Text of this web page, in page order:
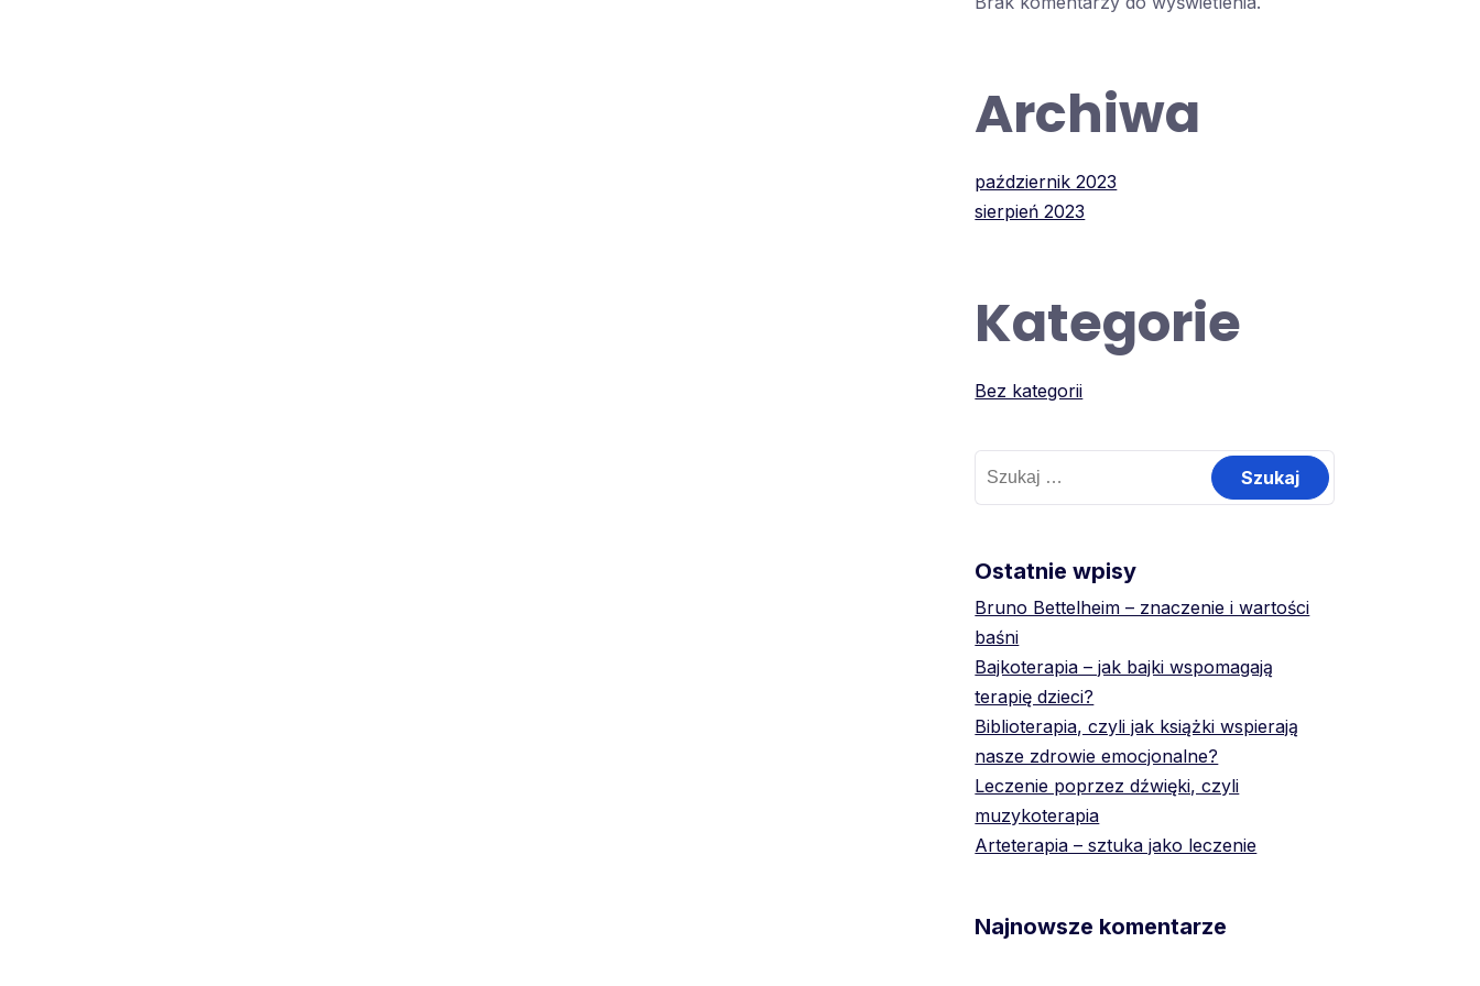
Archiwa
październik 2023
sierpień 2023
Kategorie
Bez kategorii
Ostatnie wpisy
Bruno Bettelheim – znaczenie i wartości
baśni
Bajkoterapia – jak bajki wspomagają
terapię dzieci?
Biblioterapia, czyli jak książki wspierają
nasze zdrowie emocjonalne?
Leczenie poprzez dźwięki, czyli
muzykoterapia
Arteterapia – sztuka jako leczenie
Najnowsze komentarze